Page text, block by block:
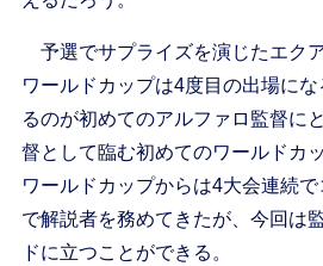
予選でサプライズを演じたエク
ワールドカップは4度目の出場に
るのが初めてのアルファロ監督に
督として臨む初めてのワールドカ
ワールドカップからは4大会連続
で解説者を務めてきたが、今回は
ドに立つことができる。